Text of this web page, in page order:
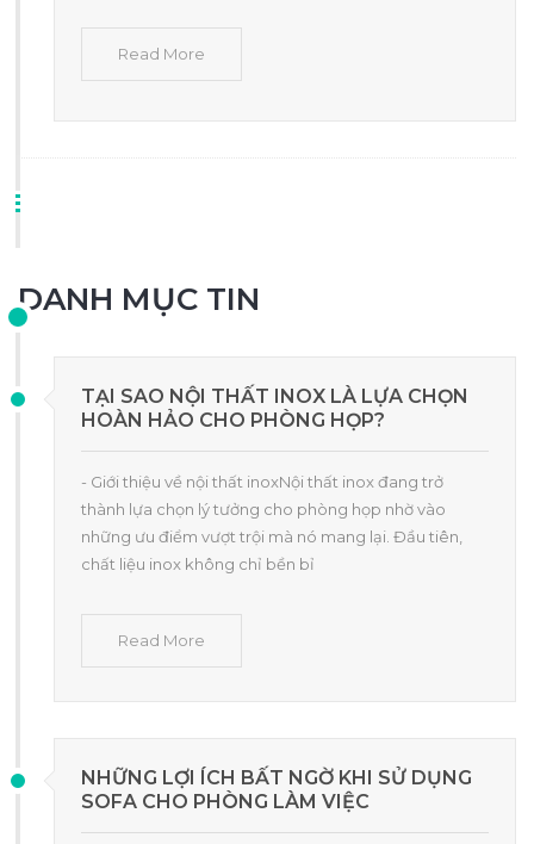
Read More
DANH MỤC TIN
TẠI SAO NỘI THẤT INOX LÀ LỰA CHỌN
HOÀN HẢO CHO PHÒNG HỌP?
- Giới thiệu về nội thất inoxNội thất inox đang trở
thành lựa chọn lý tưởng cho phòng họp nhờ vào
những ưu điểm vượt trội mà nó mang lại. Đầu tiên,
chất liệu inox không chỉ bền bỉ
Read More
NHỮNG LỢI ÍCH BẤT NGỜ KHI SỬ DỤNG
SOFA CHO PHÒNG LÀM VIỆC